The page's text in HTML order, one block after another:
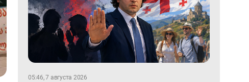
05:46, 7 августа 2026